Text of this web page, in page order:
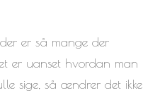
er så mange der
er uanset hvordan man
sige, så ændrer det ikke